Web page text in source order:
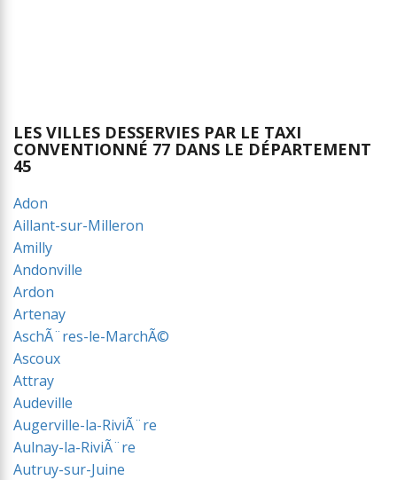
LES VILLES DESSERVIES PAR LE TAXI
CONVENTIONNÉ 77 DANS LE DÉPARTEMENT
45
Adon
Aillant-sur-Milleron
Amilly
Andonville
Ardon
Artenay
AschÃ¨res-le-MarchÃ©
Ascoux
Attray
Audeville
Augerville-la-RiviÃ¨re
Aulnay-la-RiviÃ¨re
Autruy-sur-Juine